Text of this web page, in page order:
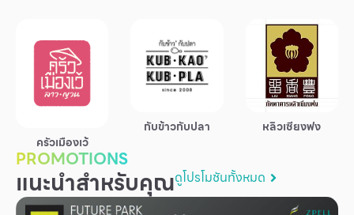
แผนผังร้านค้า
เพื่อสังคม
ฟิวเจอร์ซิตี้
IR
ครัวเมืองเว้
กับข้าวกับปลา หลิวเซียงฟง
PROMOTIONS
แนะนำสำหรับคุณดูโปรโมชันทั้งหมด